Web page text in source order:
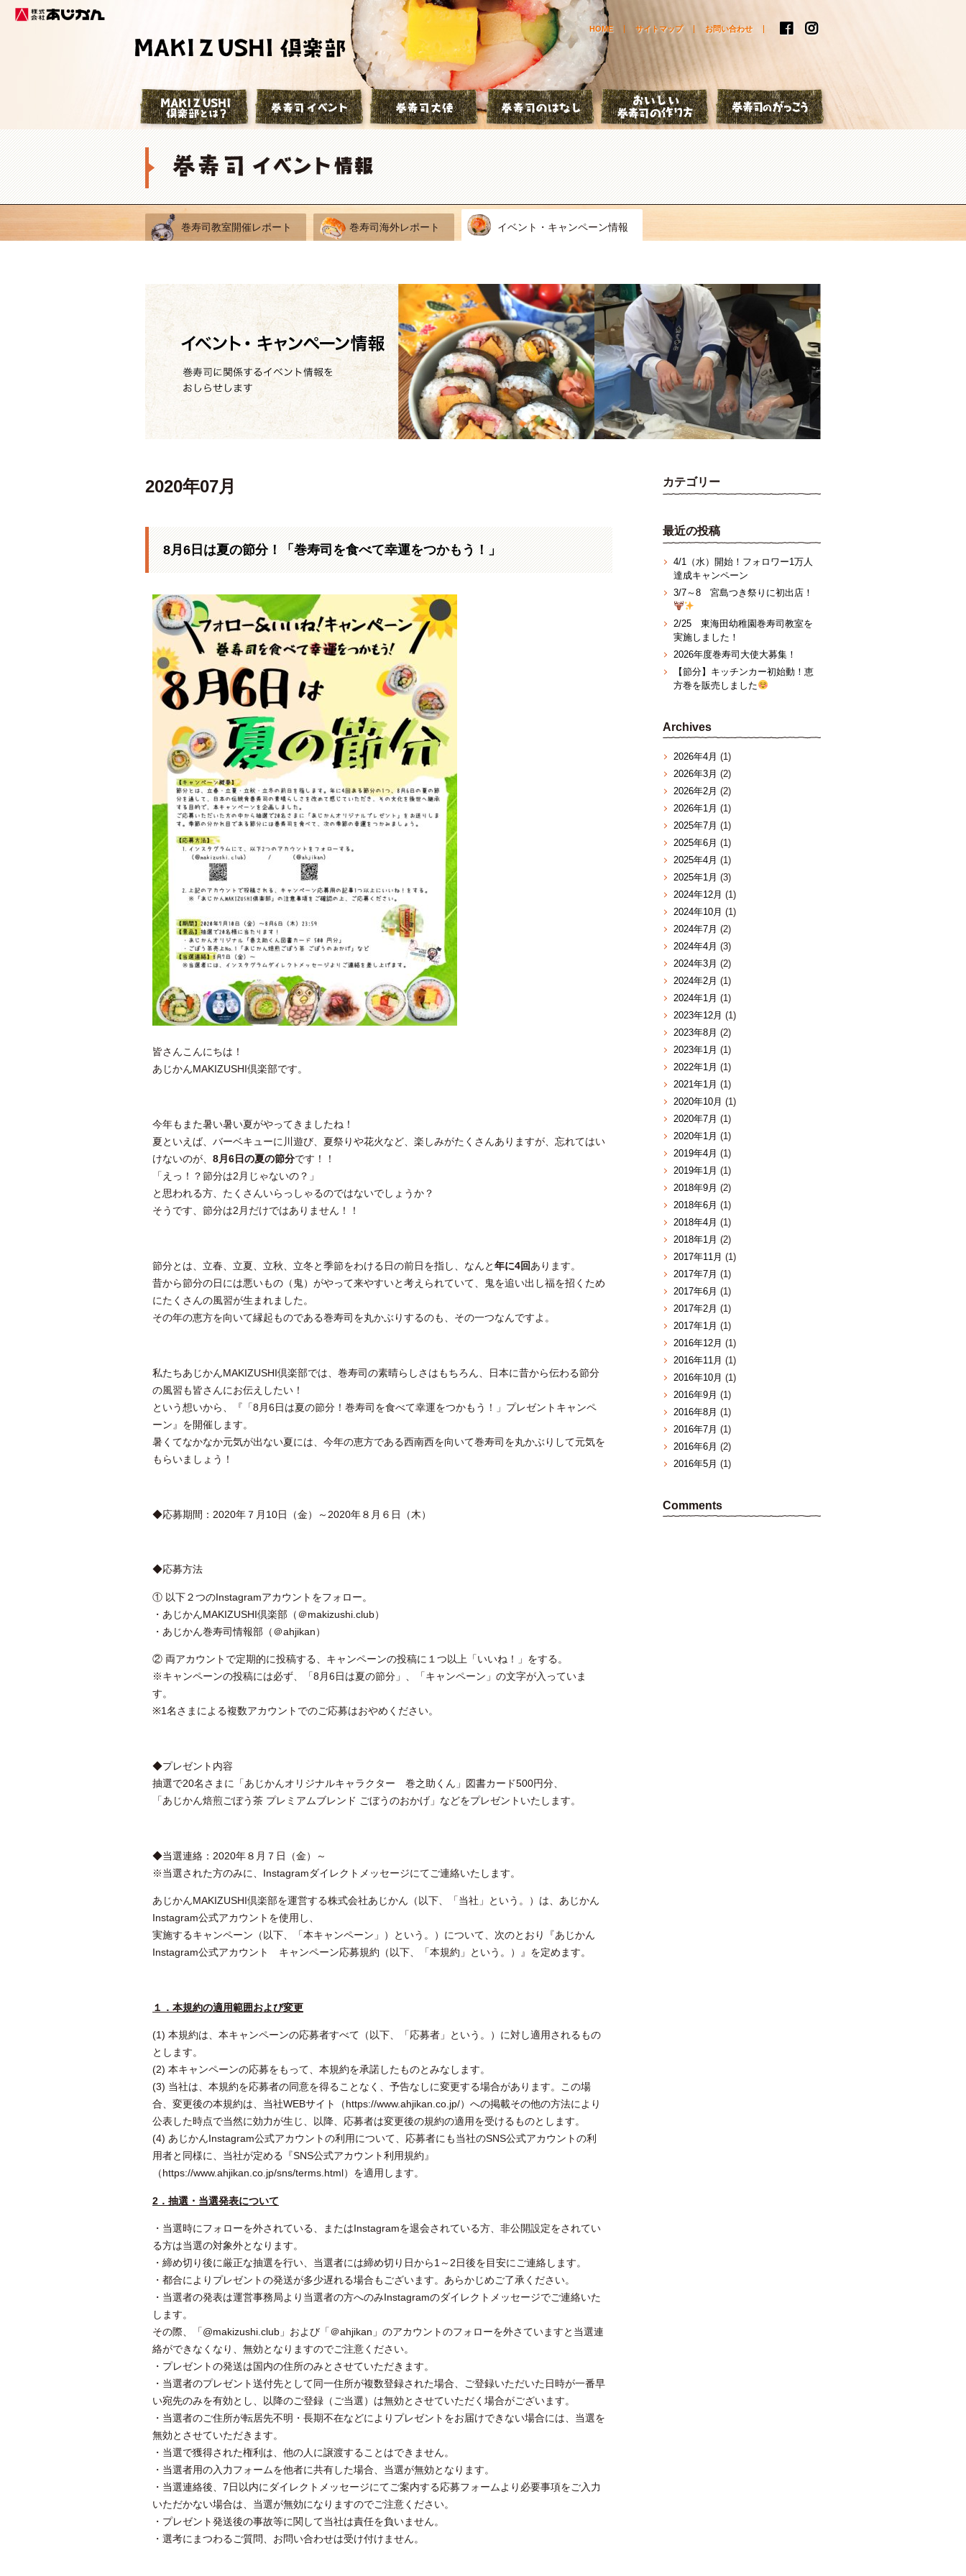
株式会社あじかん お問い合わせ
サイトマップ
HOME
巻寿司倶楽部とは？ 巻寿司イベント 巻寿司大使 巻寿司のはなし おいしい巻寿司の作り方
巻寿司教室開催レポート 巻寿司海外レポート イベント・キャンペーン情報
2020年07月
8月6日は夏の節分！「巻寿司を食べて幸運をつかもう！」
皆さんこんにちは！
あじかんMAKIZUSHI倶楽部です。
今年もまた暑い暑い夏がやってきましたね！
夏といえば、バーベキューに川遊び、夏祭りや花火など、楽しみがたくさんありますが、忘れてはい
けないのが、 8月6日の夏の節分です！！
「えっ！？節分は2月じゃないの？」
と思われる方、たくさんいらっしゃるのではないでしょうか？
そうです、節分は2月だけではありません！！
節分とは、立春、立夏、立秋、立冬と季節をわける日の前日を指し、なんと年に4回あります。
昔から節分の日には悪いもの（鬼）がやって来やすいと考えられていて、鬼を追い出し福を招くため
にたくさんの風習が生まれました。
その年の恵方を向いて縁起ものである巻寿司を丸かぶりするのも、その一つなんですよ。
私たちあじかんMAKIZUSHI倶楽部では、巻寿司の素晴らしさはもちろん、日本に昔から伝わる節分
の風習も皆さんにお伝えしたい！
という想いから、『「8月6日は夏の節分！巻寿司を食べて幸運をつかもう！」プレゼントキャンペ
ーン』を開催します。
暑くてなかなか元気が出ない夏には、今年の恵方である西南西を向いて巻寿司を丸かぶりして元気を
もらいましょう！
◆応募期間：2020年７月10日（金）～2020年８月６日（木）
◆応募方法
① 以下２つのInstagramアカウントをフォロー。
・あじかんMAKIZUSHI倶楽部（＠makizushi.club）
・あじかん巻寿司情報部（＠ahjikan）
② 両アカウントで定期的に投稿する、キャンペーンの投稿に１つ以上「いいね！」をする。
※キャンペーンの投稿には必ず、「8月6日は夏の節分」、「キャンペーン」の文字が入っていま
す。
※1名さまによる複数アカウントでのご応募はおやめください。
◆プレゼント内容
抽選で20名さまに「あじかんオリジナルキャラクター 巻之助くん」図書カード500円分、
「あじかん焙煎ごぼう茶 プレミアムブレンド ごぼうのおかげ」などをプレゼントいたします。
◆当選連絡：2020年８月７日（金）～
※当選された方のみに、Instagramダイレクトメッセージにてご連絡いたします。
あじかんMAKIZUSHI倶楽部を運営する株式会社あじかん（以下、「当社」という。）は、あじかん
Instagram公式アカウントを使用し、
実施するキャンペーン（以下、「本キャンペーン」）という。）について、次のとおり『あじかん
Instagram公式アカウント キャンペーン応募規約（以下、「本規約」という。）』を定めます。
１．本規約の適用範囲および変更
(1) 本規約は、本キャンペーンの応募者すべて（以下、「応募者」という。）に対し適用されるもの
とします。
(2) 本キャンペーンの応募をもって、本規約を承諾したものとみなします。
(3) 当社は、本規約を応募者の同意を得ることなく、予告なしに変更する場合があります。この場
合、変更後の本規約は、当社WEBサイト（https://www.ahjikan.co.jp/）への掲載その他の方法により
公表した時点で当然に効力が生じ、以降、応募者は変更後の規約の適用を受けるものとします。
(4) あじかんInstagram公式アカウントの利用について、応募者にも当社のSNS公式アカウントの利
用者と同様に、当社が定める『SNS公式アカウント利用規約』
（https://www.ahjikan.co.jp/sns/terms.html）を適用します。
2 ．抽選・当選発表について
・当選時にフォローを外されている、またはInstagramを退会されている方、非公開設定をされてい
る方は当選の対象外となります。
・締め切り後に厳正な抽選を行い、当選者には締め切り日から1～2日後を目安にご連絡します。
・都合によりプレゼントの発送が多少遅れる場合もございます。あらかじめご了承ください。
・当選者の発表は運営事務局より当選者の方へのみInstagramのダイレクトメッセージでご連絡いた
します。
その際、「@makizushi.club」および「＠ahjikan」のアカウントのフォローを外さていますと当選連
絡ができなくなり、無効となりますのでご注意ください。
・プレゼントの発送は国内の住所のみとさせていただきます。
・当選者のプレゼント送付先として同一住所が複数登録された場合、ご登録いただいた日時が一番早
い宛先のみを有効とし、以降のご登録（ご当選）は無効とさせていただく場合がございます。
・当選者のご住所が転居先不明・長期不在などによりプレゼントをお届けできない場合には、当選を
無効とさせていただきます。
・当選で獲得された権利は、他の人に譲渡することはできません。
・当選者用の入力フォームを他者に共有した場合、当選が無効となります。
・当選連絡後、7日以内にダイレクトメッセージにてご案内する応募フォームより必要事項をご入力
いただかない場合は、当選が無効になりますのでご注意ください。
・プレゼント発送後の事故等に関して当社は責任を負いません。
・選考にまつわるご質問、お問い合わせは受け付けません。⁠
カテゴリー
最近の投稿
4/1（水）開始！フォロワー1万人
達成キャンペーン
3/7～8 宮島つき祭りに初出店！
2/25 東海田幼稚園巻寿司教室を
実施しました！
2026年度巻寿司大使大募集！
【節分】キッチンカー初始動！恵
方巻を販売しました
Archives
2026年4月 (1)
2026年3月 (2)
2026年2月 (2)
2026年1月 (1)
2025年7月 (1)
2025年6月 (1)
2025年4月 (1)
2025年1月 (3)
2024年12月 (1)
2024年10月 (1)
2024年7月 (2)
2024年4月 (3)
2024年3月 (2)
2024年2月 (1)
2024年1月 (1)
2023年12月 (1)
2023年8月 (2)
2023年1月 (1)
2022年1月 (1)
2021年1月 (1)
2020年10月 (1)
2020年7月 (1)
2020年1月 (1)
2019年4月 (1)
2019年1月 (1)
2018年9月 (2)
2018年6月 (1)
2018年4月 (1)
2018年1月 (2)
2017年11月 (1)
2017年7月 (1)
2017年6月 (1)
2017年2月 (1)
2017年1月 (1)
2016年12月 (1)
2016年11月 (1)
2016年10月 (1)
2016年9月 (1)
2016年8月 (1)
2016年7月 (1)
2016年6月 (2)
2016年5月 (1)
Comments